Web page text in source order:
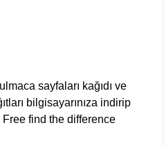
sayfaları kağıdı ve
bilgisayarınıza indirip
Free find the difference